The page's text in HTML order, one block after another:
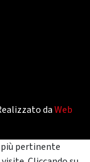
daWeb
pertinente